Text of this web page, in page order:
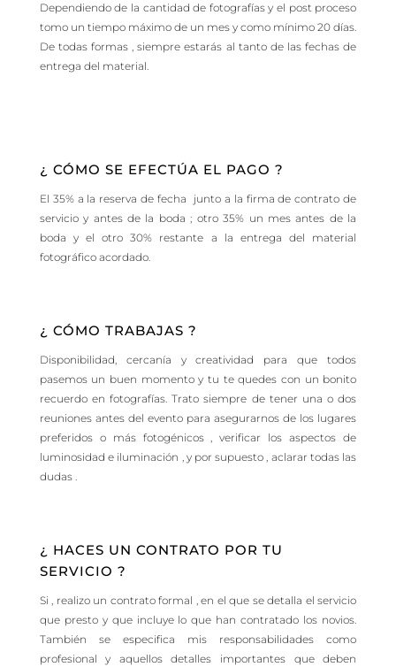
Dependiendo de la cantidad de fotografías y el post proceso
tomo un tiempo máximo de un mes y como mínimo 20 días.
De todas formas , siempre estarás al tanto de las fechas de
entrega del material.
¿ CÓMO SE EFECTÚA EL PAGO ?
El 35% a la reserva de fecha junto a la firma de contrato de
servicio y antes de la boda ; otro 35% un mes antes de la
boda y el otro 30% restante a la entrega del material
fotográfico acordado.
¿ CÓMO TRABAJAS ?
Disponibilidad, cercanía y creatividad para que todos
pasemos un buen momento y tu te quedes con un bonito
recuerdo en fotografías. Trato siempre de tener una o dos
reuniones antes del evento para asegurarnos de los lugares
preferidos o más fotogénicos , verificar los aspectos de
luminosidad e iluminación , y por supuesto , aclarar todas las
dudas .
¿ HACES UN CONTRATO POR TU
SERVICIO ?
Si , realizo un contrato formal , en el que se detalla el servicio
que presto y que incluye lo que han contratado los novios.
También se especifica mis responsabilidades como
profesional y aquellos detalles importantes que deben